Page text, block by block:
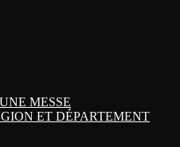
MESSE
ET DÉPARTEMENT